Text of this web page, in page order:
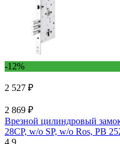
-12%
2 527 ₽
2 869 ₽
Врезной цилиндровый
28CP, w/o SP, w/o Ros, PB
4.9